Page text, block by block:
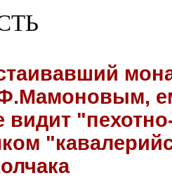
видит